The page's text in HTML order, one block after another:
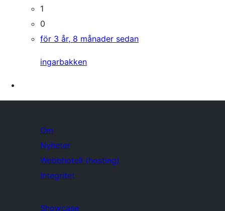
1
0
för 3 år, 8 månader sedan
ingarbakken
Om
Nyheter
Webbhotell (hosting)
Integritet
Showcase